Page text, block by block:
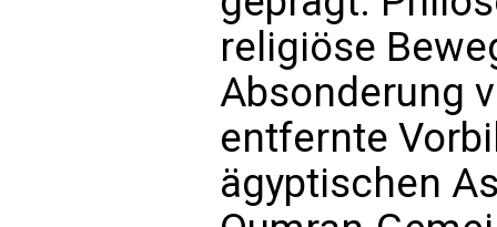
religiöse
Absonderung
entfernte
ägyptischen